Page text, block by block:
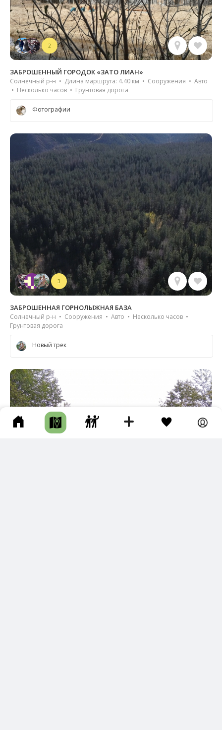
2
ЗАБРОШЕННЫЙ ГОРОДОК «ЗАТО ЛИАН»
Солнечный р-н • Длина маршрута: 4.40 км • Сооружения • Авто
• Несколько часов • Грунтовая дорога
Фотографии
3
ЗАБРОШЕННАЯ ГОРНОЛЫЖНАЯ БАЗА
Солнечный р-н • Сооружения • Авто • Несколько часов •
Грунтовая дорога
Новый трек